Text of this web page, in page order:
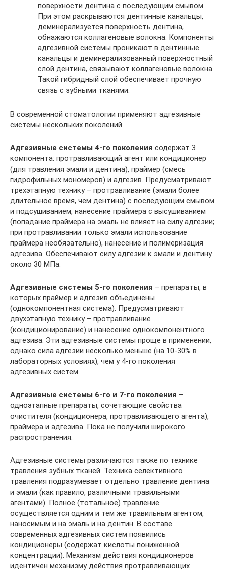
поверхности дентина с последующим смывом.
При этом раскрываются дентинные канальцы,
деминерализуется поверхность дентина,
обнажаются коллагеновые волокна. Компоненты
адгезивной системы проникают в дентинные
канальцы и деминерализованный поверхностный
слой дентина, связывают коллагеновые волокна.
Такой гибридный слой обеспечивает прочную
связь с зубными тканями.
В современной стоматологии применяют адгезивные
системы нескольких поколений.
Адгезивные системы 4-го поколения содержат 3
компонента: протравливающий агент или кондиционер
(для травления эмали и дентина), праймер (смесь
гидрофильных мономеров) и адгезив. Предусматривают
трехэтапную технику – протравливание (эмали более
длительное время, чем дентина) с последующим смывом
и подсушиванием, нанесение праймера с высушиванием
(попадание праймера на эмаль не влияет на силу адгезии;
при протравливании только эмали использование
праймера необязательно), нанесение и полимеризация
адгезива. Обеспечивают силу адгезии к эмали и дентину
около 30 МПа.
Адгезивные системы 5-го поколения – препараты, в
которых праймер и адгезив объединены
(однокомпонентная система). Предусматривают
двухэтапную технику – протравливание
(кондиционирование) и нанесение однокомпонентного
адгезива. Эти адгезивные системы проще в применении,
однако сила адгезии несколько меньше (на 10-30% в
лабораторных условиях), чем у 4-го поколения
адгезивных систем.
Адгезивные системы 6-го и 7-го поколения –
одноэтапные препараты, сочетающие свойства
очистителя (кондиционера, протравливающего агента),
праймера и адгезива. Пока не получили широкого
распространения.
Адгезивные системы различаются также по технике
травления зубных тканей. Техника селективного
травления подразумевает отдельно травление дентина
и эмали (как правило, различными травильными
агентами). Полное (тотальное) травление
осуществляется одним и тем же травильным агентом,
наносимым и на эмаль и на дентин. В составе
современных адгезивных систем появились
кондиционеры (содержат кислоты пониженной
концентрации). Механизм действия кондиционеров
идентичен механизму действия протравливающих